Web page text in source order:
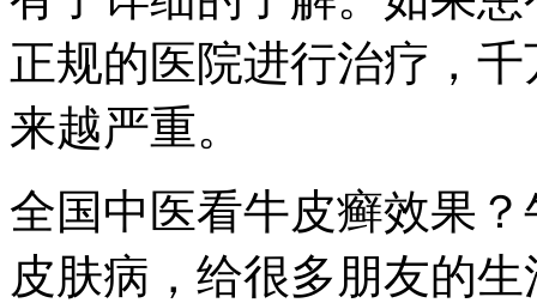
正规的医院进行治疗，
来越严重。
全国中医看牛皮癣效果
皮肤病，给很多朋友的